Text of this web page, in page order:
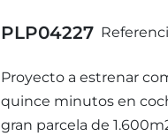
PLP04227
Proyecto a estrenar
quince minutos en
gran parcela de